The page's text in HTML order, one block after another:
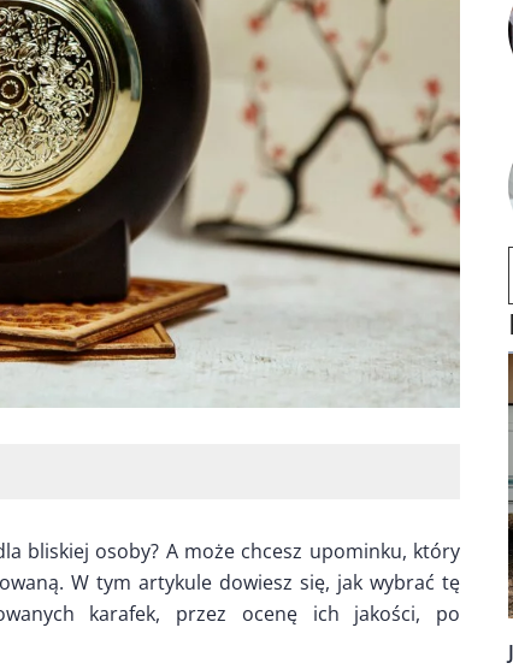
bliskiej osoby? A może chcesz upominku, który
W tym artykule dowiesz się, jak wybrać tę
karafek, przez ocenę ich jakości, po